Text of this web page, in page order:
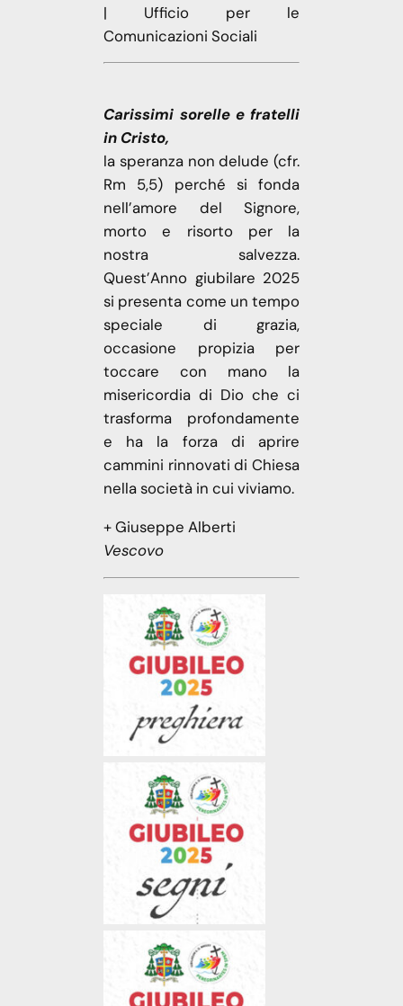
| Ufficio per le
Comunicazioni Sociali
Carissimi sorelle e fratelli
in Cristo,
la speranza non delude (cfr.
Rm 5,5) perché si fonda
nell’amore del Signore,
morto e risorto per la
nostra salvezza.
Quest’Anno giubilare 2025
si presenta come un tempo
speciale di grazia,
occasione propizia per
toccare con mano la
misericordia di Dio che ci
trasforma profondamente
e ha la forza di aprire
cammini rinnovati di Chiesa
nella società in cui viviamo.
+ Giuseppe Alberti
Vescovo